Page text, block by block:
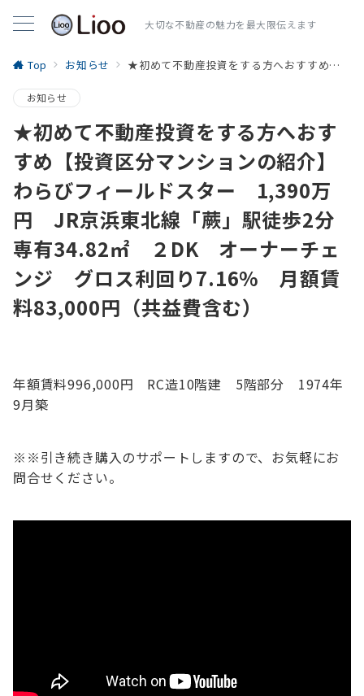
大切な不動産の魅力を最大限伝えます
Top お知らせ ★初めて不動産投資をする方へおすすめ【投資区分マンションの紹介】わらびフィールドスター 1,390万円 JR京浜東北線「蕨」駅徒歩2分専有34.82㎡ ２DK オーナーチェンジ グロス利回り7.16% 月額賃料83,000円（共益費含む）
お知らせ
★初めて不動産投資をする方へおす
すめ【投資区分マンションの紹介】
わらびフィールドスター 1,390万
円 JR京浜東北線「蕨」駅徒歩2分
専有34.82㎡ ２DK オーナーチェ
ンジ グロス利回り7.16% 月額賃
料83,000円（共益費含む）
年額賃料996,000円 RC造10階建 5階部分 1974年
9月築
※※引き続き購入のサポートしますので、お気軽にお
問合せください。